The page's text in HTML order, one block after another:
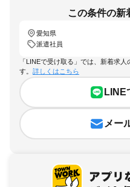
この条件の新
愛知県
派遣社員
「LINEで受け取る」では、新着求
す。 詳しくはこちら
LINE
メー